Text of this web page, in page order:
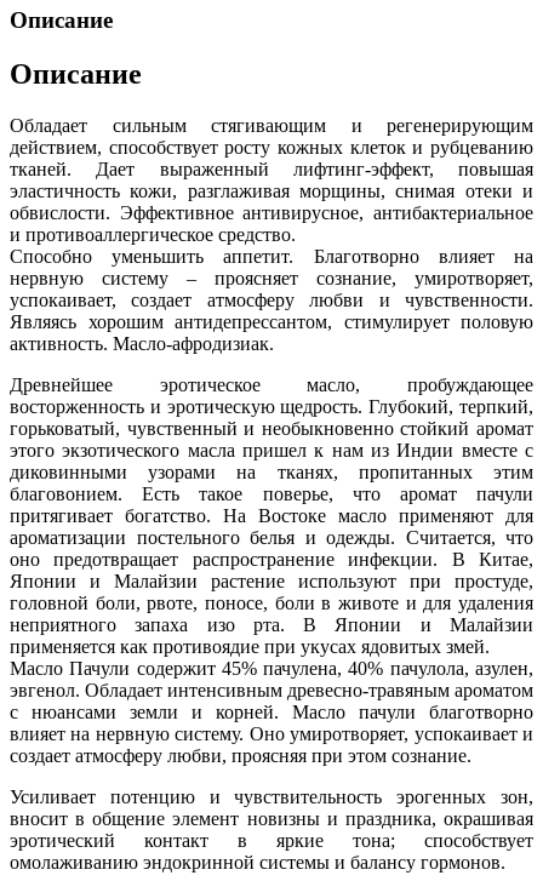
Описание
Описание
Обладает сильным стягивающим и регенерирующим
действием, способствует росту кожных клеток и рубцеванию
тканей. Дает выраженный лифтинг-эффект, повышая
эластичность кожи, разглаживая морщины, снимая отеки и
обвислости. Эффективное антивирусное, антибактериальное
и противоаллергическое средство.
Способно уменьшить аппетит. Благотворно влияет на
нервную систему – проясняет сознание, умиротворяет,
успокаивает, создает атмосферу любви и чувственности.
Являясь хорошим антидепрессантом, стимулирует половую
активность. Масло-афродизиак.
Древнейшее эротическое масло, пробуждающее
восторженность и эротическую щедрость. Глубокий, терпкий,
горьковатый, чувственный и необыкновенно стойкий аромат
этого экзотического масла пришел к нам из Индии вместе с
диковинными узорами на тканях, пропитанных этим
благовонием. Есть такое поверье, что аромат пачули
притягивает богатство. На Востоке масло применяют для
ароматизации постельного белья и одежды. Считается, что
оно предотвращает распространение инфекции. В Китае,
Японии и Малайзии растение используют при простуде,
головной боли, рвоте, поносе, боли в животе и для удаления
неприятного запаха изо рта. В Японии и Малайзии
применяется как противоядие при укусах ядовитых змей.
Масло Пачули содержит 45% пачулена, 40% пачулола, азулен,
эвгенол. Обладает интенсивным древесно-травяным ароматом
с нюансами земли и корней. Масло пачули благотворно
влияет на нервную систему. Оно умиротворяет, успокаивает и
создает атмосферу любви, проясняя при этом сознание.
Усиливает потенцию и чувствительность эрогенных зон,
вносит в общение элемент новизны и праздника, окрашивая
эротический контакт в яркие тона; способствует
омолаживанию эндокринной системы и балансу гормонов.